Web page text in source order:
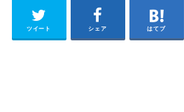
ツイート シェア はてブ